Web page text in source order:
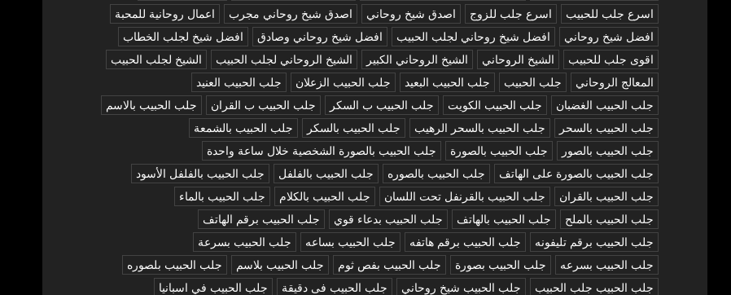
اسرع جلب للحبيب
اسرع جلب للزوج اصدق شيخ روحاني اصدق شيخ روحاني مجرب
اعمال روحانية للمحبة
افضل شيخ روحاني
افضل شيخ روحاني لجلب الحبيب افضل شيخ روحاني وصادق
افضل شيخ لجلب الخطاب
اقوى جلب للحبيب
الشيخ الروحاني الشيخ الروحاني الكبير الشيخ الروحاني لجلب الحبيب
الشيخ لجلب الحبيب
المعالج الروحاني
جلب الحبيب جلب الحبيب البعيد جلب الحبيب الزعلان
جلب الحبيب العنيد
جلب الحبيب الغضبان
جلب الحبيب الكويت جلب الحبيب ب السكر جلب الحبيب ب القران
جلب الحبيب بالاسم
جلب الحبيب بالسحر
جلب الحبيب بالسحر الرهيب جلب الحبيب بالسكر
جلب الحبيب بالشمعة
جلب الحبيب بالصور
جلب الحبيب بالصورة
جلب الحبيب بالصورة الشخصية خلال ساعة واحدة
جلب الحبيب بالصورة على الهاتف
جلب الحبيب بالصوره جلب الحبيب بالفلفل
جلب الحبيب بالفلفل الأسود
جلب الحبيب بالقران
جلب الحبيب بالقرنفل تحت اللسان جلب الحبيب بالكلام
جلب الحبيب بالماء
جلب الحبيب بالملح
جلب الحبيب بالهاتف جلب الحبيب بدعاء قوي
جلب الحبيب برقم الهاتف
جلب الحبيب برقم تليفونه
جلب الحبيب برقم هاتفه جلب الحبيب بساعه
جلب الحبيب بسرعة
جلب الحبيب بسرعه
جلب الحبيب بصورة جلب الحبيب بفص ثوم جلب الحبيب بلاسم
جلب الحبيب بلصوره
جلب الحبيب جلب الحبيب
جلب الحبيب شيخ روحاني جلب الحبيب فى دقيقة جلب الحبيب في اسبانيا